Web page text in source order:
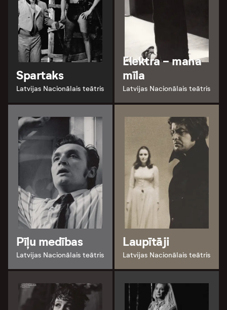
Spartaks
Latvijas Nacionālais teātris
Elektra - mana
mīla
Latvijas Nacionālais teātris
Pīļu medības
Latvijas Nacionālais teātris
Laupītāji
Latvijas Nacionālais teātris